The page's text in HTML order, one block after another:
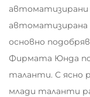
автоматизирани
автоматизирана
основно
Фирмата Юнда
таланти. С ясно
млади таланти